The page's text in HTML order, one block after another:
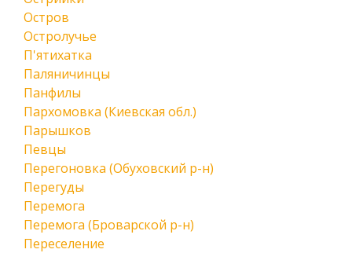
Остров
Остролучье
П'ятихатка
Паляничинцы
Панфилы
Пархомовка (Киевская обл.)
Парышков
Певцы
Перегоновка (Обуховский р-н)
Перегуды
Перемога
Перемога (Броварской р-н)
Переселение